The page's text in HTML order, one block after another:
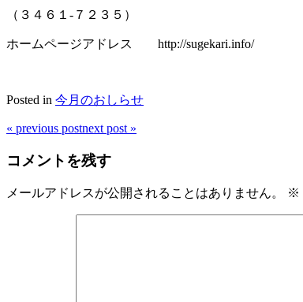
（３４６１-７２３５）
ホームページアドレス http://sugekari.info/
Posted in 今月のおしらせ
« previous postnext post »
コメントを残す
メールアドレスが公開されることはありません。 ※